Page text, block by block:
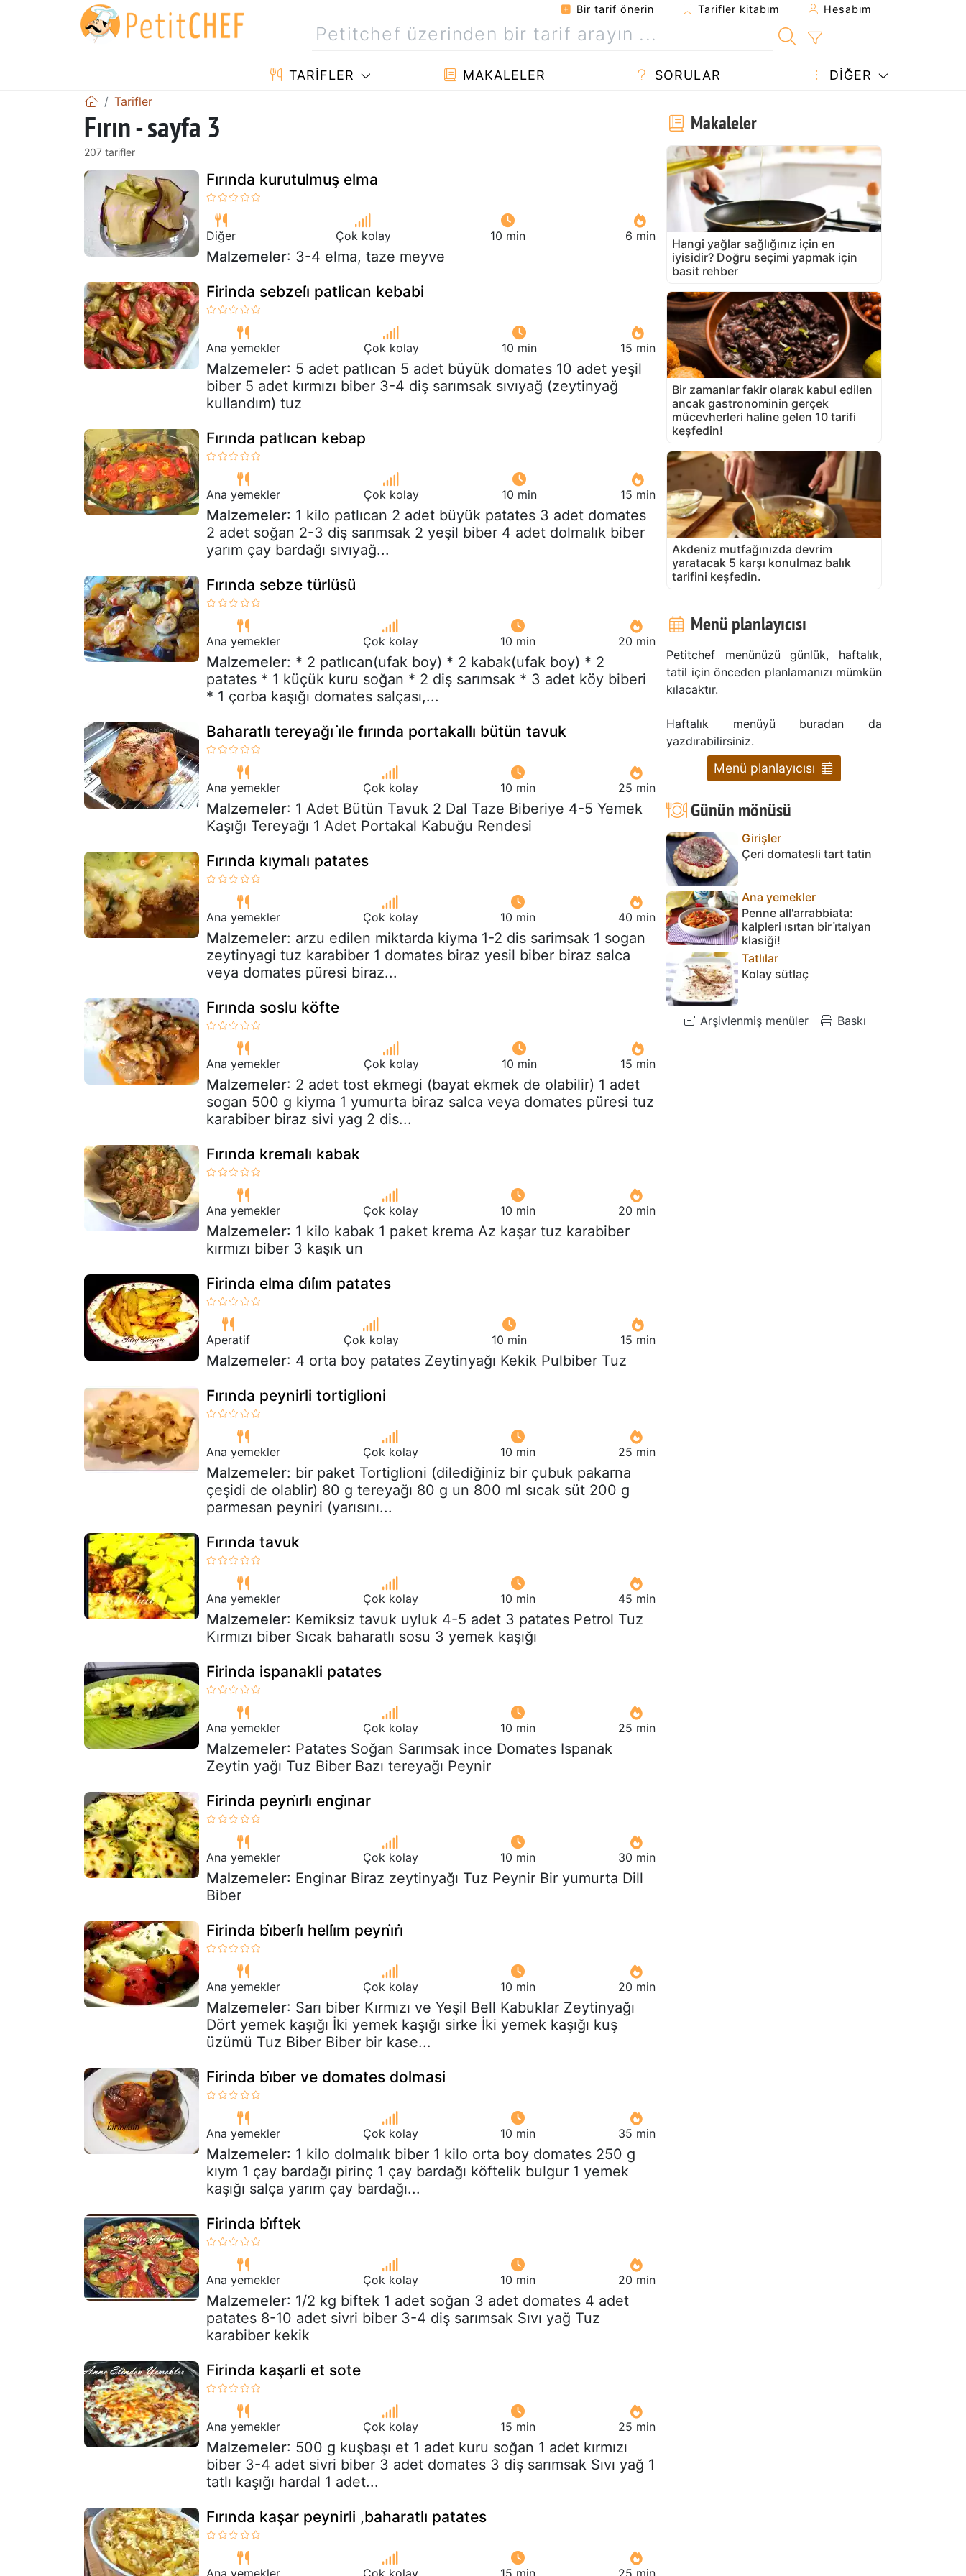
Bir tarif önerin Tarifler kitabım Hesabım
TARIFLER MAKALELER SORULAR DIĞER
Tarifler
Fırın - sayfa 3
207 tarifler
Fırında kurutulmuş elma
Diğer Çok kolay 10 min 6 min
Malzemeler: 3-4 elma, taze meyve
Firinda sebzeli̇ patlican kebabi
Ana yemekler Çok kolay 10 min 15 min
Malzemeler: 5 adet patlıcan 5 adet büyük domates 10 adet yeşil
biber 5 adet kırmızı biber 3-4 diş sarımsak sıvıyağ (zeytinyağ
kullandım) tuz
Fırında patlıcan kebap
Ana yemekler Çok kolay 10 min 15 min
Malzemeler: 1 kilo patlıcan 2 adet büyük patates 3 adet domates
2 adet soğan 2-3 diş sarımsak 2 yeşil biber 4 adet dolmalık biber
yarım çay bardağı sıvıyağ...
Fırında sebze türlüsü
Ana yemekler Çok kolay 10 min 20 min
Malzemeler: * 2 patlıcan(ufak boy) * 2 kabak(ufak boy) * 2
patates * 1 küçük kuru soğan * 2 diş sarımsak * 3 adet köy biberi
* 1 çorba kaşığı domates salçası,...
Baharatlı tereyağı i̇le fırında portakallı bütün tavuk
Ana yemekler Çok kolay 10 min 25 min
Malzemeler: 1 Adet Bütün Tavuk 2 Dal Taze Biberiye 4-5 Yemek
Kaşığı Tereyağı 1 Adet Portakal Kabuğu Rendesi
Fırında kıymalı patates
Ana yemekler Çok kolay 10 min 40 min
Malzemeler: arzu edilen miktarda kiyma 1-2 dis sarimsak 1 sogan
zeytinyagi tuz karabiber 1 domates biraz yesil biber biraz salca
veya domates püresi biraz...
Fırında soslu köfte
Ana yemekler Çok kolay 10 min 15 min
Malzemeler: 2 adet tost ekmegi (bayat ekmek de olabilir) 1 adet
sogan 500 g kiyma 1 yumurta biraz salca veya domates püresi tuz
karabiber biraz sivi yag 2 dis...
Fırında kremalı kabak
Ana yemekler Çok kolay 10 min 20 min
Malzemeler: 1 kilo kabak 1 paket krema Az kaşar tuz karabiber
kırmızı biber 3 kaşık un
Firinda elma di̇li̇m patates
Aperatif Çok kolay 10 min 15 min
Malzemeler: 4 orta boy patates Zeytinyağı Kekik Pulbiber Tuz
Fırında peynirli tortiglioni
Ana yemekler Çok kolay 10 min 25 min
Malzemeler: bir paket Tortiglioni (dilediğiniz bir çubuk pakarna
çeşidi de olablir) 80 g tereyağı 80 g un 800 ml sıcak süt 200 g
parmesan peyniri (yarısını...
Fırında tavuk
Ana yemekler Çok kolay 10 min 45 min
Malzemeler: Kemiksiz tavuk uyluk 4-5 adet 3 patates Petrol Tuz
Kırmızı biber Sıcak baharatlı sosu 3 yemek kaşığı
Firinda ispanakli patates
Ana yemekler Çok kolay 10 min 25 min
Malzemeler: Patates Soğan Sarımsak ince Domates Ispanak
Zeytin yağı Tuz Biber Bazı tereyağı Peynir
Firinda peyni̇rli̇ engi̇nar
Ana yemekler Çok kolay 10 min 30 min
Malzemeler: Enginar Biraz zeytinyağı Tuz Peynir Bir yumurta Dill
Biber
Firinda bi̇berli̇ helli̇m peyni̇ri̇
Ana yemekler Çok kolay 10 min 20 min
Malzemeler: Sarı biber Kırmızı ve Yeşil Bell Kabuklar Zeytinyağı
Dört yemek kaşığı İki yemek kaşığı sirke İki yemek kaşığı kuş
üzümü Tuz Biber Biber bir kase...
Firinda bi̇ber ve domates dolmasi
Ana yemekler Çok kolay 10 min 35 min
Malzemeler: 1 kilo dolmalık biber 1 kilo orta boy domates 250 g
kıym 1 çay bardağı pirinç 1 çay bardağı köftelik bulgur 1 yemek
kaşığı salça yarım çay bardağı...
Firinda bi̇ftek
Ana yemekler Çok kolay 10 min 20 min
Malzemeler: 1/2 kg biftek 1 adet soğan 3 adet domates 4 adet
patates 8-10 adet sivri biber 3-4 diş sarımsak Sıvı yağ Tuz
karabiber kekik
Firinda kaşarli et sote
Ana yemekler Çok kolay 15 min 25 min
Malzemeler: 500 g kuşbaşı et 1 adet kuru soğan 1 adet kırmızı
biber 3-4 adet sivri biber 3 adet domates 3 diş sarımsak Sıvı yağ 1
tatlı kaşığı hardal 1 adet...
Fırında kaşar peynirli ,baharatlı patates
Ana yemekler Çok kolay 15 min 25 min
Makaleler
Hangi yağlar sağlığınız için en
iyisidir? Doğru seçimi yapmak için
basit rehber
Bir zamanlar fakir olarak kabul edilen
ancak gastronominin gerçek
mücevherleri haline gelen 10 tarifi
keşfedin!
Akdeniz mutfağınızda devrim
yaratacak 5 karşı konulmaz balık
tarifini keşfedin.
Menü planlayıcısı
Petitchef menünüzü günlük, haftalık,
tatil için önceden planlamanızı mümkün
kılacaktır.
Haftalık menüyü buradan da
yazdırabilirsiniz.
Menü planlayıcısı
Günün mönüsü
Girişler
Çeri domatesli tart tatin
Ana yemekler
Penne all'arrabbiata:
kalpleri ısıtan bir i̇talyan
klasiği!
Tatlılar
Kolay sütlaç
Arşivlenmiş menüler Baskı